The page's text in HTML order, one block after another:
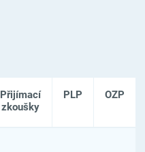
Přijímací
zkoušky
PLP OZP